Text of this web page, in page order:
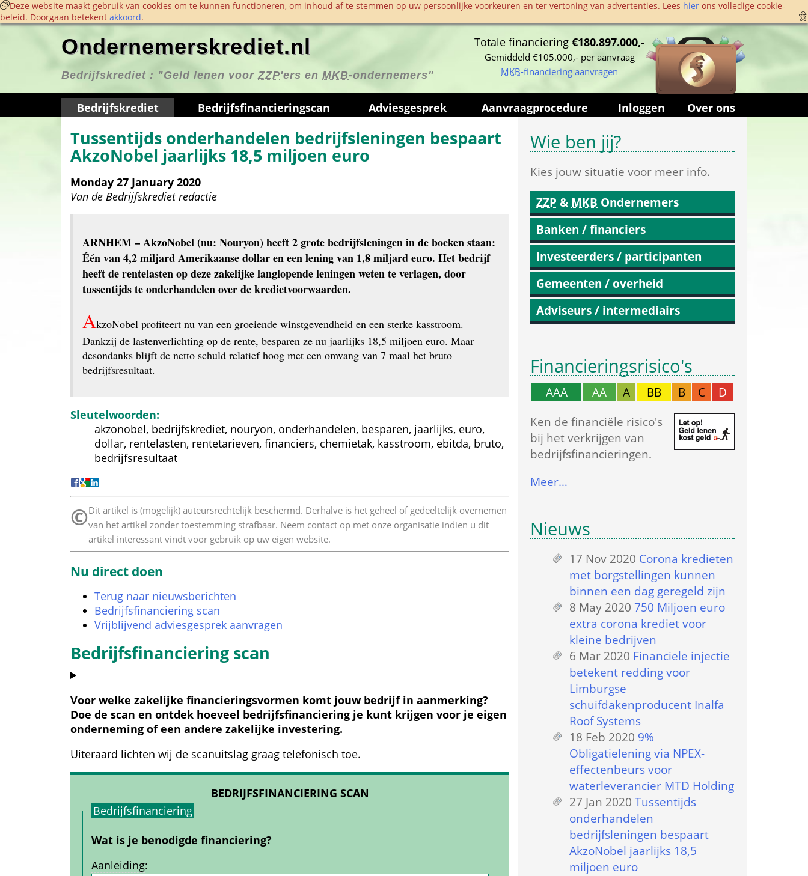
Deze website maakt gebruik van cookies om te kunnen functioneren, om inhoud af te stemmen op uw persoonlijke voorkeuren en ter vertoning van advertenties. Lees hier ons volledige cookie­
beleid. Doorgaan betekent akkoord.
Totale financiering €180.897.000,-
Gemiddeld €105.000,- per aanvraag
MKB-financiering aanvragen
Ondernemerskrediet.nl
Bedrijfskrediet : "Geld lenen voor ZZP'ers en MKB-ondernemers"
Bedrijfskrediet Bedrijfs­financiering­scan Advies­gesprek Aanvraag­procedure Inloggen Over ons
Tussentijds onderhandelen bedrijfsleningen bespaart
AkzoNobel jaarlijks 18,5 miljoen euro
Monday 27 January 2020
Van de Bedrijfskrediet redactie
ARNHEM – AkzoNobel (nu: Nouryon) heeft 2 grote bedrijfsleningen in de boeken staan:
Één van 4,2 miljard Amerikaanse dollar en een lening van 1,8 miljard euro. Het bedrijf
heeft de rentelasten op deze zakelijke langlopende leningen weten te verlagen, door
tussentijds te onderhandelen over de kredietvoorwaarden.
AkzoNobel profiteert nu van een groeiende winstgevendheid en een sterke kasstroom.
Dankzij de lastenverlichting op de rente, besparen ze nu jaarlijks 18,5 miljoen euro. Maar
desondanks blijft de netto schuld relatief hoog met een omvang van 7 maal het bruto
bedrijfsresultaat.
Sleutelwoorden:
akzonobel, bedrijfskrediet, nouryon, onderhandelen, besparen, jaarlijks, euro,
dollar, rentelasten, rentetarieven, financiers, chemietak, kasstroom, ebitda, bruto,
bedrijfsresultaat
© Dit artikel is (mogelijk) auteursrechtelijk beschermd. Derhalve is het geheel of gedeeltelijk overnemen
van het artikel zonder toestemming strafbaar. Neem contact op met onze organisatie indien u dit
artikel interessant vindt voor gebruik op uw eigen website.
Nu direct doen
Terug naar nieuwsberichten
Bedrijfsfinanciering scan
Vrijblijvend adviesgesprek aanvragen
Bedrijfsfinanciering scan
Voor welke zakelijke financieringsvormen komt jouw bedrijf in aanmerking?
Doe de scan en ontdek hoeveel bedrijfsfinanciering je kunt krijgen voor je eigen
onderneming of een andere zakelijke investering.
Uiteraard lichten wij de scanuitslag graag telefonisch toe.
BEDRIJFSFINANCIERING SCAN
Bedrijfs­financiering
Wat is je benodigde financiering?
Aanleiding:
Wie ben jij?
Kies jouw situatie voor meer info.
ZZP & MKB Ondernemers
Banken / financiers
Investeerders / participanten
Gemeenten / overheid
Adviseurs / intermediairs
Financierings­risico's
AAA AA A BB B C
D
Ken de financiële risico's
bij het verkrijgen van
bedrijfs­financieringen.
Meer…
Nieuws
17 Nov 2020 Corona kredieten
met borgstellingen kunnen
binnen een dag geregeld zijn
8 May 2020 750 Miljoen euro
extra corona krediet voor
kleine bedrijven
6 Mar 2020 Financiele injectie
betekent redding voor
Limburgse
schuifdakenproducent Inalfa
Roof Systems
18 Feb 2020 9%
Obligatielening via NPEX-
effectenbeurs voor
waterleverancier MTD Holding
27 Jan 2020 Tussentijds
onderhandelen
bedrijfsleningen bespaart
AkzoNobel jaarlijks 18,5
miljoen euro